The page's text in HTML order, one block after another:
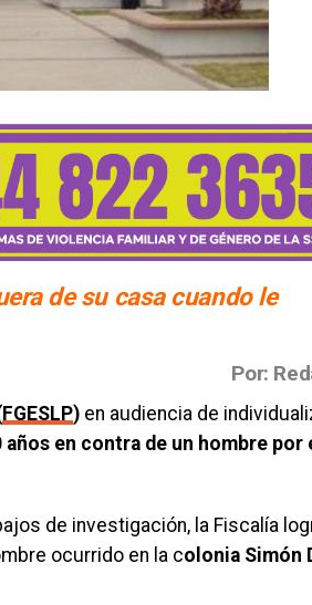
de su casa cuando le
Por:
FGESLP) en audiencia de
en contra de un hombre por
de investigación, la Fiscalía
ocurrido en la colonia Simón